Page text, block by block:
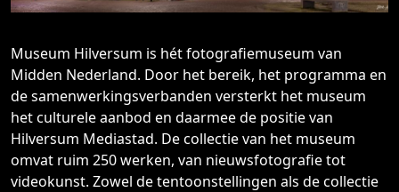
S
C
O
N
T
A
C
T
Museum Hilversum is hét fotografiemuseum van
Midden Nederland. Door het bereik, het programma en
de samenwerkingsverbanden versterkt het museum
het culturele aanbod en daarmee de positie van
Hilversum Mediastad. De collectie van het museum
omvat ruim 250 werken, van nieuwsfotografie tot
videokunst. Zowel de tentoonstellingen als de collectie